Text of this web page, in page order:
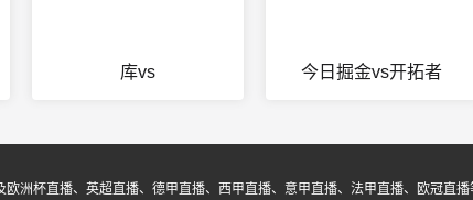
库vs 今日掘金vs开拓者
洲杯直播、英超直播、德甲直播、西甲直播、意甲直播、法甲直播、欧冠直